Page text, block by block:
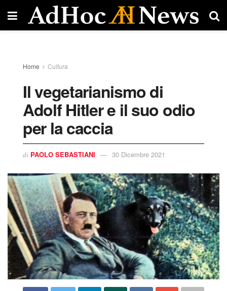
Home Cultura
Il vegetarianismo di
Adolf Hitler e il suo odio
per la caccia
di PAOLO SEBASTIANI 30 Dicembre 2021